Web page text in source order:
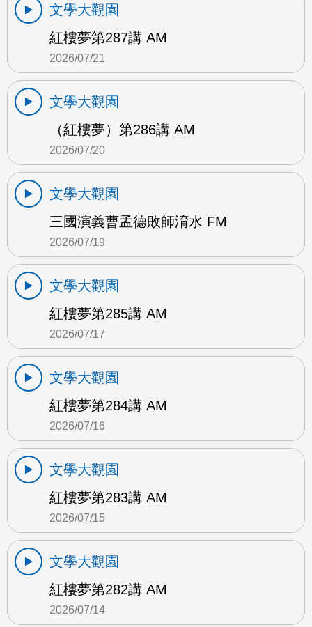
文學大觀園
紅樓夢第287講 AM
2026/07/21
文學大觀園
（紅樓夢）第286講 AM
2026/07/20
文學大觀園
三國演義曹孟德敗師淯水 FM
2026/07/19
文學大觀園
紅樓夢第285講 AM
2026/07/17
文學大觀園
紅樓夢第284講 AM
2026/07/16
文學大觀園
紅樓夢第283講 AM
2026/07/15
文學大觀園
紅樓夢第282講 AM
2026/07/14